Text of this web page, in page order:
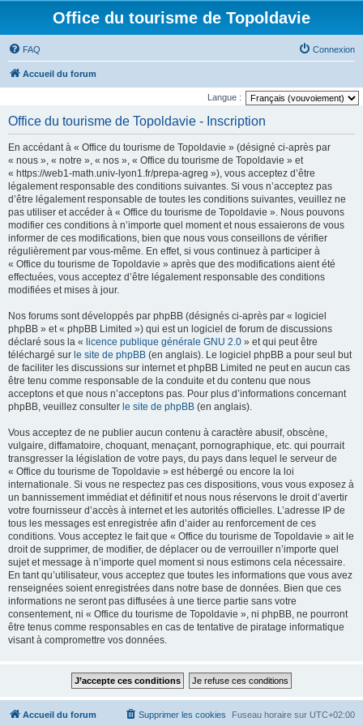
Office du tourisme de Topoldavie
FAQ Connexion
Accueil du forum
Langue :
Office du tourisme de Topoldavie - Inscription
En accédant à « Office du tourisme de Topoldavie » (désigné ci-après par
« nous », « notre », « nos », « Office du tourisme de Topoldavie » et
« https://web1-math.univ-lyon1.fr/prepa-agreg »), vous acceptez d’être
légalement responsable des conditions suivantes. Si vous n’acceptez pas
d’être légalement responsable de toutes les conditions suivantes, veuillez ne
pas utiliser et accéder à « Office du tourisme de Topoldavie ». Nous pouvons
modifier ces conditions à n’importe quel moment et nous essaierons de vous
informer de ces modifications, bien que nous vous conseillons de vérifier
régulièrement par vous-même. En effet, si vous continuez à participer à
« Office du tourisme de Topoldavie » après que des modifications aient été
effectuées, vous acceptez d’être légalement responsable des conditions
modifiées et mises à jour.
Nos forums sont développés par phpBB (désignés ci-après par « logiciel
phpBB » et « phpBB Limited ») qui est un logiciel de forum de discussions
déclaré sous la « licence publique générale GNU 2.0 » et qui peut être
téléchargé sur le site de phpBB (en anglais). Le logiciel phpBB a pour seul but
de faciliter les discussions sur internet et phpBB Limited ne peut en aucun cas
être tenu comme responsable de la conduite et du contenu que nous
acceptons et que nous n’acceptons pas. Pour plus d’informations concernant
phpBB, veuillez consulter le site de phpBB (en anglais).
Vous acceptez de ne publier aucun contenu à caractère abusif, obscène,
vulgaire, diffamatoire, choquant, menaçant, pornographique, etc. qui pourrait
transgresser la législation de votre pays, du pays dans lequel le serveur de
« Office du tourisme de Topoldavie » est hébergé ou encore la loi
internationale. Si vous ne respectez pas ces dispositions, vous vous exposez à
un bannissement immédiat et définitif et nous nous réservons le droit d’avertir
votre fournisseur d’accès à internet et les autorités officielles. L’adresse IP de
tous les messages est enregistrée afin d’aider au renforcement de ces
conditions. Vous acceptez le fait que « Office du tourisme de Topoldavie » ait le
droit de supprimer, de modifier, de déplacer ou de verrouiller n’importe quel
sujet et message à n’importe quel moment si nous estimons cela nécessaire.
En tant qu’utilisateur, vous acceptez que toutes les informations que vous avez
renseignées soient enregistrées dans notre base de données. Bien que ces
informations ne seront pas diffusées à une tierce partie sans votre
consentement, ni « Office du tourisme de Topoldavie », ni phpBB, ne pourront
être tenus comme responsables en cas de tentative de piratage informatique
visant à compromettre vos données.
Accueil du forum Fuseau horaire sur UTC+02:00
Supprimer les cookies